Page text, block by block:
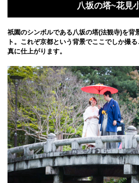
八坂の塔~花見
祇園のシンボルである八坂の塔(法観寺)を背
ト。これぞ京都という背景でここでしか撮
真に仕上がります。